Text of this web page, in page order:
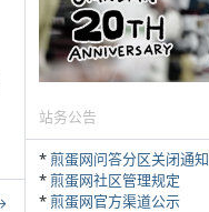
站务公告
*煎蛋网问答分区关闭通知
*煎蛋网社区管理规定
*煎蛋网官方渠道公示